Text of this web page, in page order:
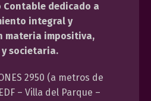
Contable dedicado a
integral y
materia impositiva,
societaria.
2950 (a metros de
– Villa del Parque –